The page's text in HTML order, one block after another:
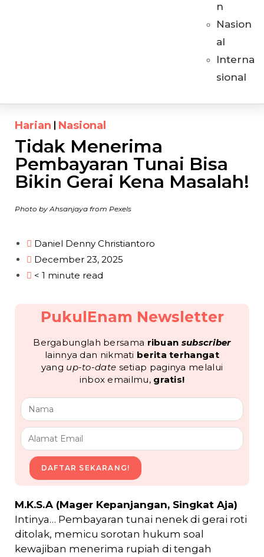
n
Nasion
al
Interna
sional
Harian Nasional
Tidak Menerima
Pembayaran Tunai Bisa
Bikin Gerai Kena Masalah!
Photo by Ahsanjaya from Pexels
Daniel Denny Christiantoro
December 23, 2025
< 1 minute read
PukulEnam Newsletter
Bergabunglah bersama ribuan subscriber
lainnya dan nikmati berita terhangat
yang up-to-date setiap paginya melalui
inbox emailmu, gratis!
DAFTAR SEKARANG!
M.K.S.A (Mager Kepanjangan, Singkat Aja)
Intinya… Pembayaran tunai nenek di gerai roti
ditolak, memicu sorotan hukum soal
kewajiban menerima rupiah di tengah